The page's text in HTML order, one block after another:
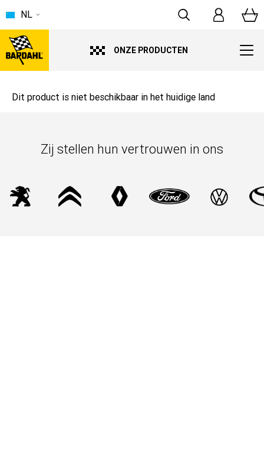
ONZE PRODUCTEN
NL
Dit product is niet beschikbaar in het huidige land
Zij stellen hun vertrouwen in ons